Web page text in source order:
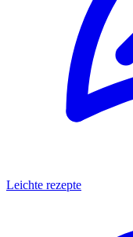
Leichte rezepte